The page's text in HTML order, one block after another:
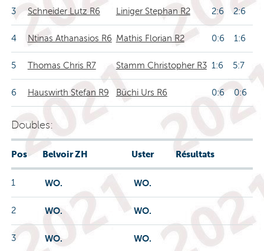
3 Schneider Lutz R6 Liniger Stephan R2 2:6 2:6
4 Ntinas Athanasios R6 Mathis Florian R2 0:6 1:6
5 Thomas Chris R7 Stamm Christopher R3 1:6 5:7
6 Hauswirth Stefan R9 Büchi Urs R6 0:6 0:6
Doubles:
Pos Belvoir ZH Uster Résultats
1 WO. WO.
2 WO. WO.
3 WO. WO.